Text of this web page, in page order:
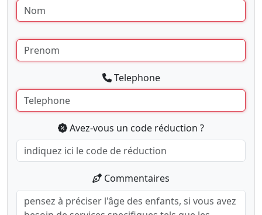
Telephone
Avez-vous un code réduction ?
Commentaires